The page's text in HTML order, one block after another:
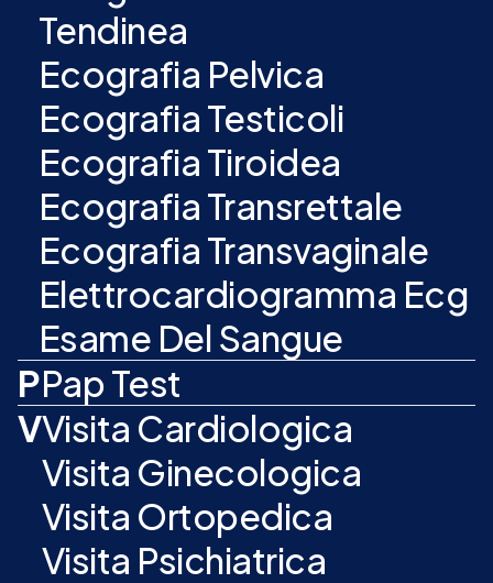
Tendinea
Ecografia Pelvica
Ecografia Testicoli
Ecografia Tiroidea
Ecografia Transrettale
Ecografia Transvaginale
Elettrocardiogramma Ecg
Esame Del Sangue
PPap Test
VVisita Cardiologica
Visita Ginecologica
Visita Ortopedica
Visita Psichiatrica